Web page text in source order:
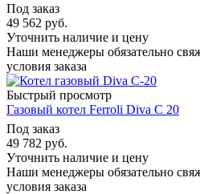
Под заказ
49 562 руб.
Уточнить наличие и цену
Наши менеджеры обязательно
условия заказа
Быстрый просмотр
Газовый котел Ferroli Diva C 20
Под заказ
49 782 руб.
Уточнить наличие и цену
Наши менеджеры обязательно
условия заказа